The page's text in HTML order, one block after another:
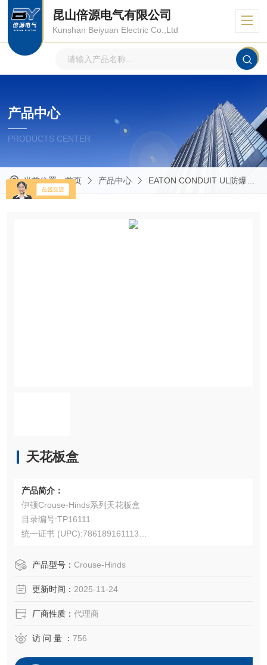
昆山倍源电气有限公司
Kunshan Beiyuan Electric Co.,Ltd
产品中心
PRODUCTS CENTER
当前位置：首页 产品中心 EATON CONDUIT UL防爆管件
天花板盒
产品简介：
伊顿Crouse-Hinds系列天花板盒
目录编号:TP16111
统一证书 (UPC):786189161113
产品高度:2.25 英寸
产品重量:0.19 磅
产品型号： Crouse-Hinds
更新时间： 2025-11-24
厂商性质： 代理商
访 问 量 ： 756